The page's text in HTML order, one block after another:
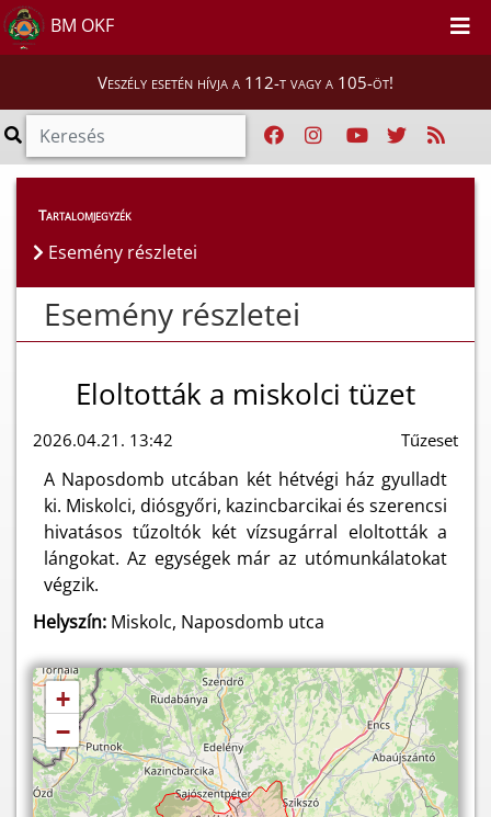
BM OKF
Veszély esetén hívja a 112-t vagy a 105-öt!
Esemény részletei
Tartalomjegyzék
Esemény részletei
Esemény részletei
Eloltották a miskolci tüzet
2026.04.21. 13:42 Tűzeset
A Naposdomb utcában két hétvégi ház gyulladt
ki. Miskolci, diósgyőri, kazincbarcikai és szerencsi
hivatásos tűzoltók két vízsugárral eloltották a
lángokat. Az egységek már az utómunkálatokat
végzik.
Helyszín: Miskolc, Naposdomb utca
+
−